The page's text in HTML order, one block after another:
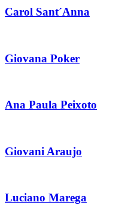
Carol Sant´Anna
Giovana Poker
Ana Paula Peixoto
Giovani Araujo
Luciano Marega